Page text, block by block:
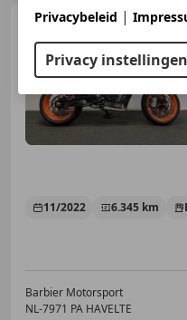
11/2022 6.345 km
Barbier Motorsport
NL-7971 PA HAVELTE
Privacybeleid |
Privacy instellingen